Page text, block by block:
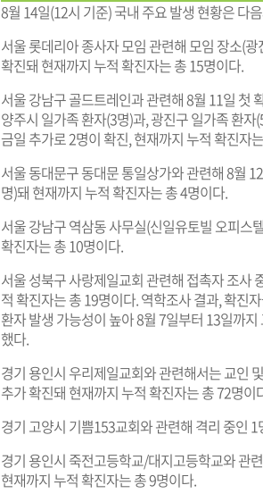
8월 14일(12시 기준) 국내 주요 발생 현황은 다
서울 롯데리아 종사자 모임 관련해 모임 장소(
확진돼 현재까지 누적 확진자는 총 15명이다.
서울 강남구 골드트레인과 관련해 8월 11일 첫
양주시 일가족 환자(3명)과, 광진구 일가족 환
금일 추가로 2명이 확진, 현재까지 누적 확진자
서울 동대문구 동대문 통일상가와 관련해 8월
명)돼 현재까지 누적 확진자는 총 4명이다.
서울 강남구 역삼동 사무실(신일유토빌 오피스
확진자는 총 10명이다.
서울 성북구 사랑제일교회 관련해 접촉자 조사
적 확진자는 총 19명이다. 역학조사 결과, 확진
환자 발생 가능성이 높아 8월 7일부터 13일까
했다.
경기 용인시 우리제일교회와 관련해서는 교인
추가 확진돼 현재까지 누적 확진자는 총 72명
경기 고양시 기쁨153교회와 관련해 격리 중인
경기 용인시 죽전고등학교/대지고등학교와 관
현재까지 누적 확진자는 총 9명이다.